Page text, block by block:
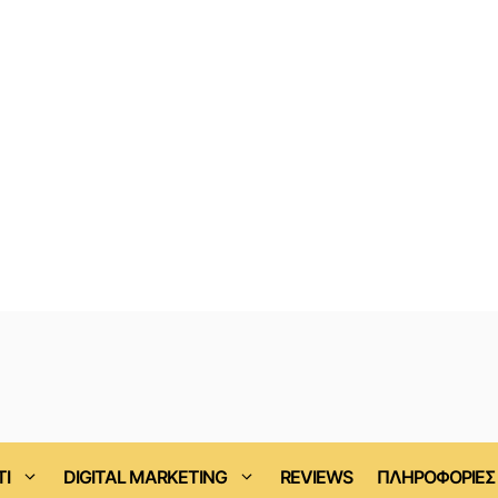
DIGITAL MARKETING REVIEWS ΠΛΗΡΟΦΟΡΙΕΣ